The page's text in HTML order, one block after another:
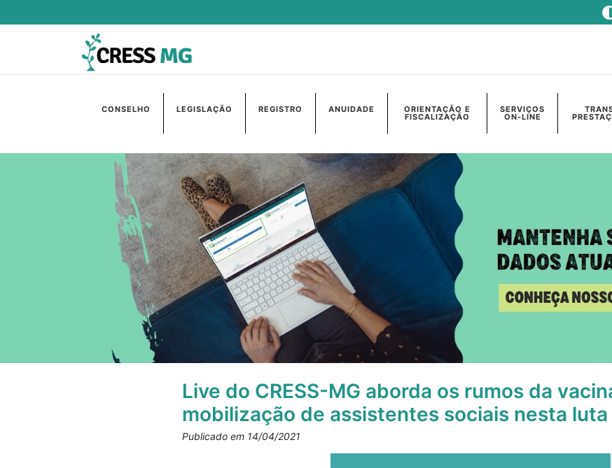
CONSELHO LEGISLAÇÃO REGISTRO ANUIDADE ORIENTAÇÃO E
FISCALIZAÇÃO
SERVIÇOS
ON-LINE
Live do CRESS-MG aborda os rumos da
mobilização de assistentes sociais nesta luta
Publicado em 14/04/2021